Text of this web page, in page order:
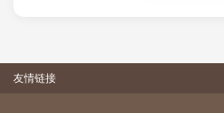
友情链接